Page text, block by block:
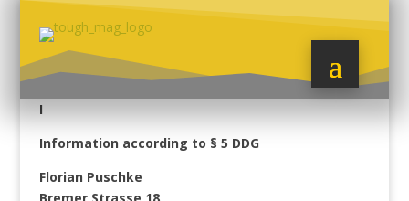
I
Information according to § 5 DDG
Florian Puschke